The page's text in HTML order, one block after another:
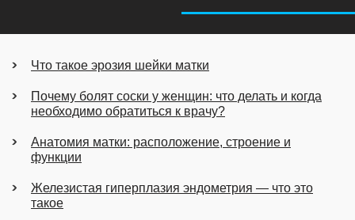
Что такое эрозия шейки матки
Почему болят соски у женщин: что делать и когда
необходимо обратиться к врачу?
Анатомия матки: расположение, строение и
функции
Железистая гиперплазия эндометрия — что это
такое